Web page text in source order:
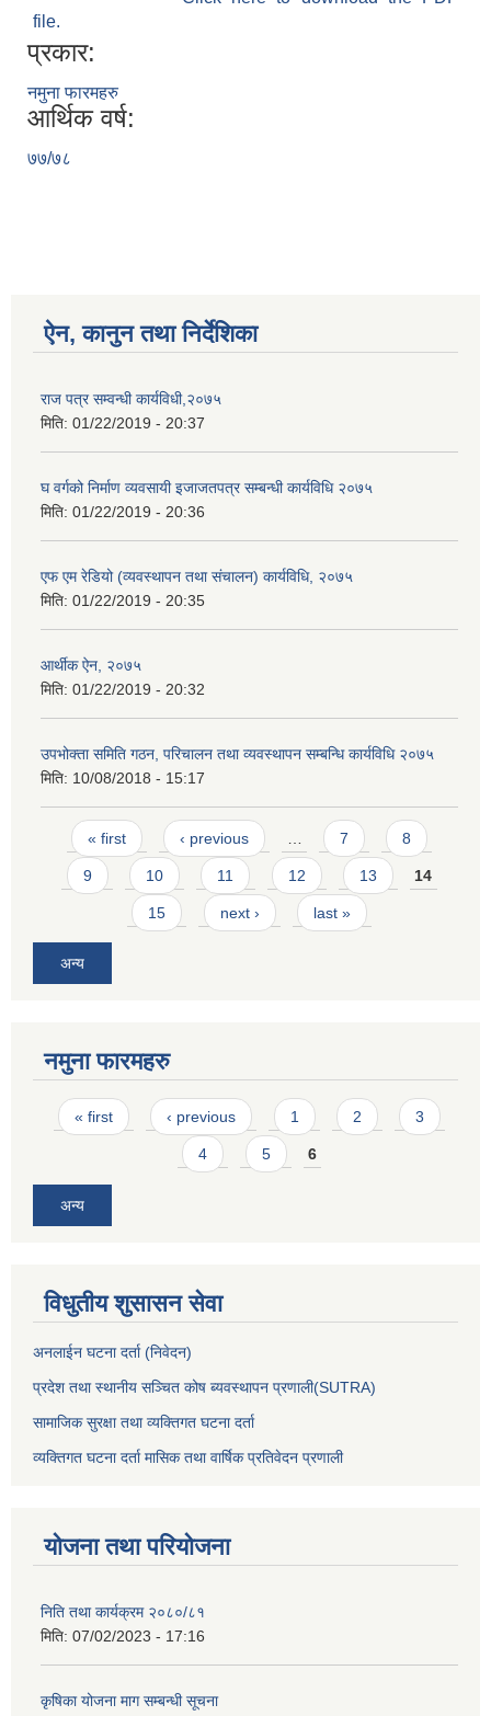
file.
प्रकार:
नमुना फारमहरु
आर्थिक वर्ष:
७७/७८
ऐन, कानुन तथा निर्देशिका
राज पत्र सम्वन्धी कार्यविधी,२०७५
मिति: 01/22/2019 - 20:37
घ वर्गको निर्माण व्यवसायी इजाजतपत्र सम्बन्धी कार्यविधि २०७५
मिति: 01/22/2019 - 20:36
एफ एम रेडियो (व्यवस्थापन तथा संचालन) कार्यविधि, २०७५
मिति: 01/22/2019 - 20:35
आर्थीक ऐन, २०७५
मिति: 01/22/2019 - 20:32
उपभोक्ता समिति गठन, परिचालन तथा व्यवस्थापन सम्बन्धि कार्यविधि २०७५
मिति: 10/08/2018 - 15:17
Pages
« first ‹ previous 7 8
9 10 11 12 13 14
15 next › last »
अन्य
नमुना फारमहरु
Pages
« first ‹ previous 1 2 3
4 5 6
अन्य
विधुतीय शुसासन सेवा
अनलाईन घटना दर्ता (निवेदन)
प्रदेश तथा स्थानीय सञ्चित कोष ब्यवस्थापन प्रणाली(SUTRA)
सामाजिक सुरक्षा तथा व्यक्तिगत घटना दर्ता
व्यक्तिगत घटना दर्ता मासिक तथा वार्षिक प्रतिवेदन प्रणाली
योजना तथा परियोजना
निति तथा कार्यक्रम २०८०/८१
मिति: 07/02/2023 - 17:16
कृषिका योजना माग सम्बन्धी सूचना